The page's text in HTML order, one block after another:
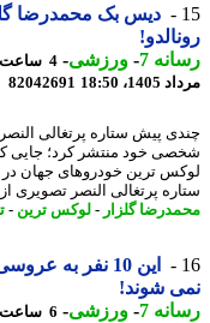
دیس بک محمدرضا
7
-ورزشی-
18:50
82042691
پیش ستاره پرتغالی النصر
خود منتشر کرد؛ جایی که
ترین خودروهای جهان در آن
پرتغالی النصر تصویری از ...
گلزار- لوکس ترین-
این 10 نفر به عروسی
شوند!
7
-ورزشی-